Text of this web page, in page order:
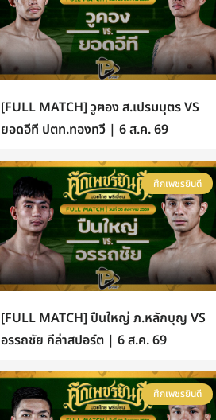
[FULL MATCH] วูฅอง ส.เปรมบุตร VS
ยอดอีที ปตท.ทองทวี | 6 ส.ค. 69
ศึกเพชรยินดี
[FULL MATCH] ปืนใหญ่ ภ.หลักบุญ VS
อรรถชัย กีล่าสปอร์ต | 6 ส.ค. 69
ศึกเพชรยินดี